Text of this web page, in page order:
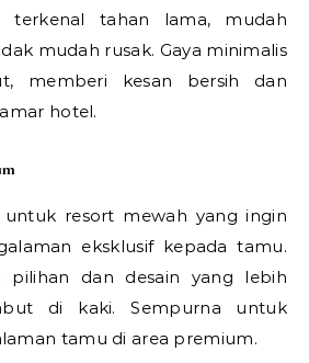
terkenal tahan lama, mudah
mudah rusak. Gaya minimalis
memberi kesan bersih dan
hotel.
untuk resort mewah yang ingin
eksklusif kepada tamu.
pilihan dan desain yang lebih
di kaki. Sempurna untuk
tamu di area premium.